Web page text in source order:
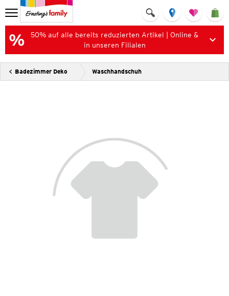
50% auf alle bereits reduzierten Artikel | Online &
in unseren Filialen
Badezimmer Deko Waschhandschuh